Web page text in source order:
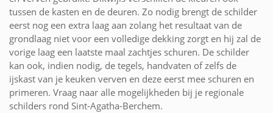
tussen de kasten en de deuren. Zo nodig brengt de schilder
eerst nog een extra laag aan zolang het resultaat van de
grondlaag niet voor een volledige dekking zorgt en hij zal de
vorige laag een laatste maal zachtjes schuren. De schilder
kan ook, indien nodig, de tegels, handvaten of zelfs de
ijskast van je keuken verven en deze eerst mee schuren en
primeren. Vraag naar alle mogelijkheden bij je regionale
schilders rond Sint-Agatha-Berchem.